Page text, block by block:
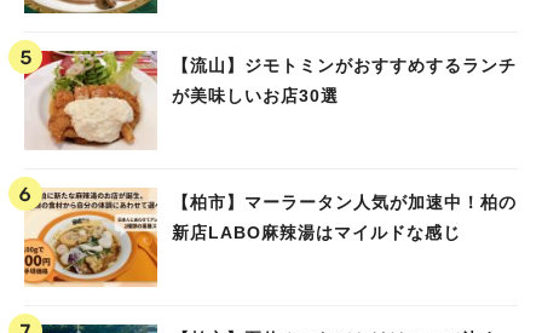
【流山】ジモトミンがおすすめするランチ
が美味しいお店30選
【柏市】マーラータン人気が加速中！柏の
新店LABO麻辣湯はマイルドな感じ